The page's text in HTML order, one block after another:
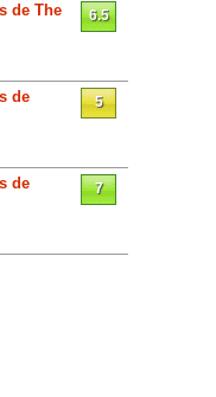
de The
6.5
de
5
de
7